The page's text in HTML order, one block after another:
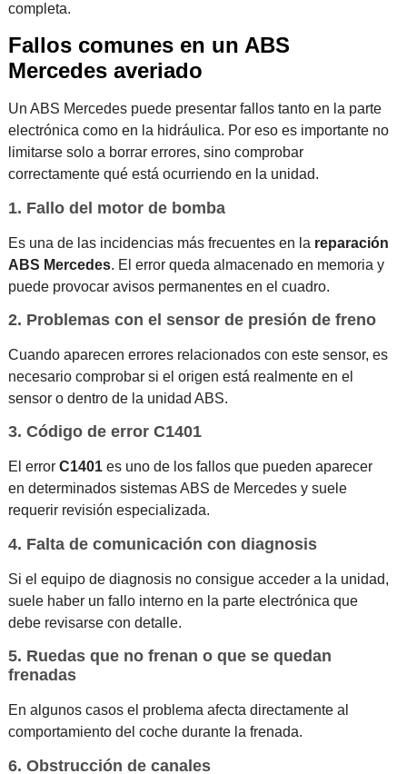
completa.
Fallos comunes en un ABS
Mercedes averiado
Un ABS Mercedes puede presentar fallos tanto en la parte
electrónica como en la hidráulica. Por eso es importante no
limitarse solo a borrar errores, sino comprobar
correctamente qué está ocurriendo en la unidad.
1. Fallo del motor de bomba
Es una de las incidencias más frecuentes en la reparación
ABS Mercedes. El error queda almacenado en memoria y
puede provocar avisos permanentes en el cuadro.
2. Problemas con el sensor de presión de freno
Cuando aparecen errores relacionados con este sensor, es
necesario comprobar si el origen está realmente en el
sensor o dentro de la unidad ABS.
3. Código de error C1401
El error C1401es uno de los fallos que pueden aparecer
en determinados sistemas ABS de Mercedes y suele
requerir revisión especializada.
4. Falta de comunicación con diagnosis
Si el equipo de diagnosis no consigue acceder a la unidad,
suele haber un fallo interno en la parte electrónica que
debe revisarse con detalle.
5. Ruedas que no frenan o que se quedan
frenadas
En algunos casos el problema afecta directamente al
comportamiento del coche durante la frenada.
6. Obstrucción de canales